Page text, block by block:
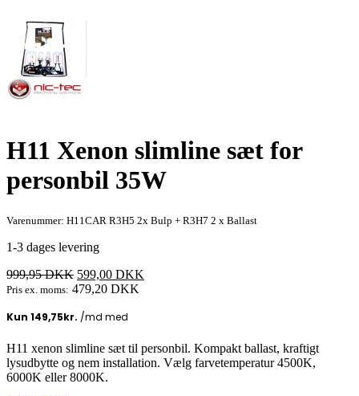
H11 Xenon slimline sæt for
personbil 35W
Varenummer: H11CAR R3H5 2x Bulp + R3H7 2 x Ballast
1-3 dages levering
999,95DKK Den
oprindelige
var:
599,00 DKK
Pris ex. moms: 479,20 DKK
H11 xenon slimline sæt til personbil. Kompakt ballast, kraftigt
lysudbytte og nem installation. Vælg farvetemperatur 4500K,
6000K eller 8000K.